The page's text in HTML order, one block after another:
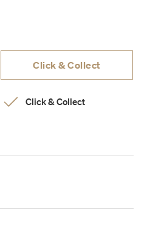
Click & Collect
Click & Collect